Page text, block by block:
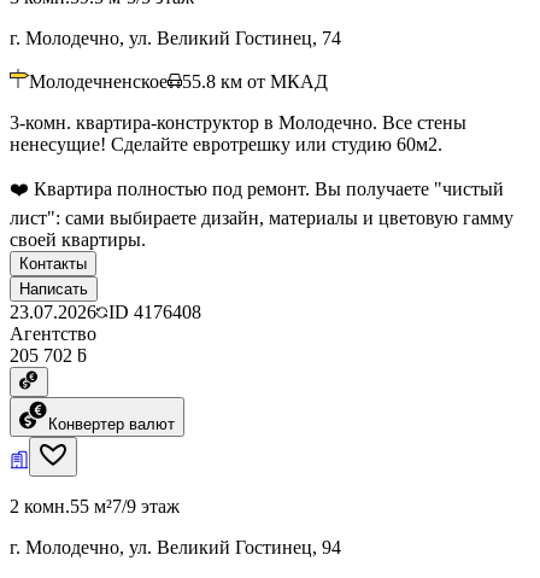
г. Молодечно, ул. Великий Гостинец, 74
Молодечненское 55.8 км от МКАД
3-комн. квартира-конструктор в Молодечно. Все стены
ненесущие! Сделайте евротрешку или студию 60м2.
❤️ Квартира полностью под ремонт. Вы получаете "чистый
лист": сами выбираете дизайн, материалы и цветовую гамму
своей квартиры.
Контакты
Написать
23.07.2026 ID 4176408
Агентство
205 702 ƃ
Конвертер валют
2 комн.55 м²7/9 этаж
г. Молодечно, ул. Великий Гостинец, 94